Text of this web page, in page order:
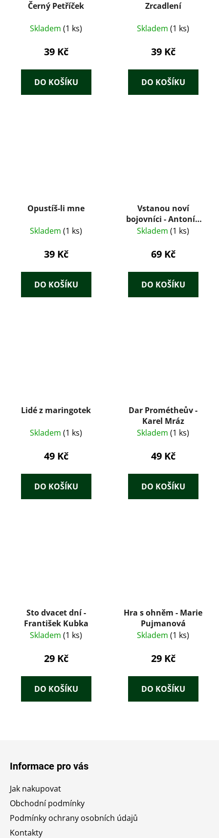
Černý Petříček
Skladem (1 ks)
39 Kč
DO KOŠÍKU
Zrcadlení
Skladem (1 ks)
39 Kč
DO KOŠÍKU
Opustíš-li mne
Skladem (1 ks)
39 Kč
DO KOŠÍKU
Vstanou noví
bojovníci - Antonín
Zápotocký
Skladem (1 ks)
69 Kč
DO KOŠÍKU
Lidé z maringotek
Skladem (1 ks)
49 Kč
DO KOŠÍKU
Dar Prométheův -
Karel Mráz
Skladem (1 ks)
49 Kč
DO KOŠÍKU
Sto dvacet dní -
František Kubka
Skladem (1 ks)
29 Kč
DO KOŠÍKU
Hra s ohněm - Marie
Pujmanová
Skladem (1 ks)
29 Kč
DO KOŠÍKU
Informace pro vás
Jak nakupovat
Obchodní podmínky
Podmínky ochrany osobních údajů
Kontakty